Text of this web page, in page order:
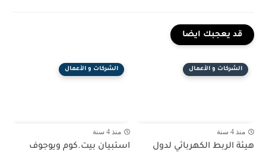
قد يعجبك ايضا
الشركات و الأعمال
منذ 4 سنة
هيئة الربط الكهربائي لدول
الشركات و الأعمال
منذ 4 سنة
استبيان بيت.كوم ويوجوف